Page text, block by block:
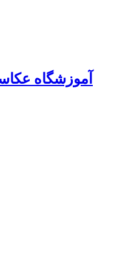
آموزشگاه